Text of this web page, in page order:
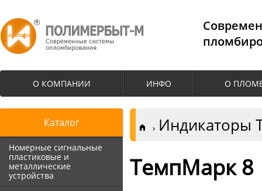
О КОМПАНИИ ИНФО О
Каталог
Номерные сигнальные
пластиковые и
металлические
устройства
Индикаторы
ТемпМарк 8